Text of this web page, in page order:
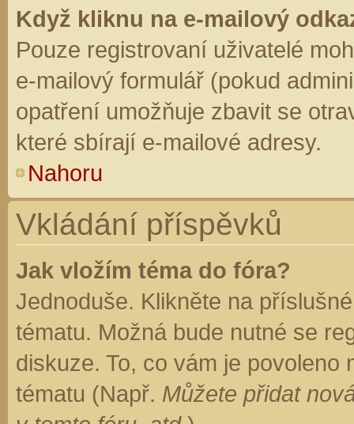
Když kliknu na e-mailový
Pouze registrovaní uživatelé
e-mailový formulář (pokud
opatření umožňuje zbavit se
které sbírají e-mailové adresy.
Nahoru
Vkládání příspěvků
Jak vložím téma do fóra?
Jednoduše. Klikněte na
tématu. Možná bude nutné se
diskuze. To, co vám je
tématu (Např. Můžete přidat